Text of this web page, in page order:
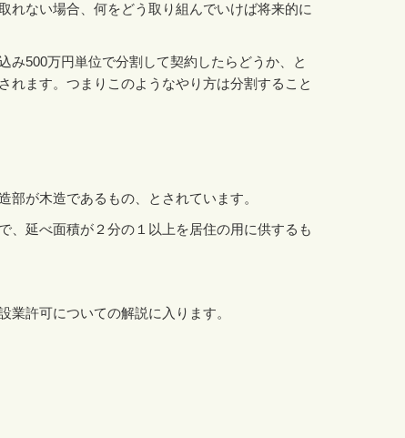
れない場合、何をどう取り組んでいけば将来的に
み500万円単位で分割して契約したらどうか、と
れます。つまりこのようなやり方は分割すること
が木造であるもの、とされています。
、延べ面積が２分の１以上を居住の用に供するも
許可についての解説に入ります。